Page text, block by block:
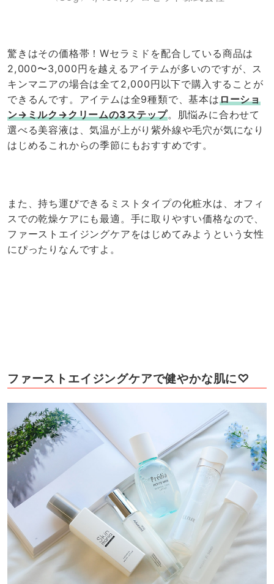
驚きはその価格帯！Wセラミドを配合している商品は
2,000〜3,000円を越えるアイテムが多いのですが、ス
キンマニアの場合は全て2,000円以下で購入することが
できるんです。アイテムは全9種類で、基本はローショ
ン→ミルク→クリームの3ステップ。肌悩みに合わせて
選べる美容液は、気温が上がり紫外線や毛穴が気になり
はじめるこれからの季節にもおすすめです。
また、持ち運びできるミストタイプの化粧水は、オフィ
スでの乾燥ケアにも最適。手に取りやすい価格なので、
ファーストエイジングケアをはじめてみようという女性
にぴったりなんですよ。
ファーストエイジングケアで健やかな肌に♡